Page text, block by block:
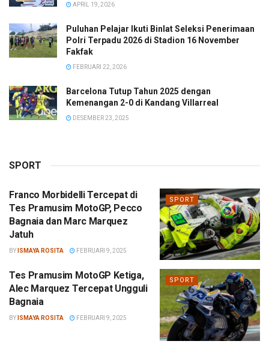
APRIL 19, 2026
Puluhan Pelajar Ikuti Binlat Seleksi Penerimaan
Polri Terpadu 2026 di Stadion 16 November
Fakfak
FEBRUARI 22, 2026
Barcelona Tutup Tahun 2025 dengan
Kemenangan 2-0 di Kandang Villarreal
DESEMBER 23, 2025
SPORT
SPORT
Franco Morbidelli Tercepat di
Tes Pramusim MotoGP, Pecco
Bagnaia dan Marc Marquez
Jatuh
BY ISMAYA ROSITA FEBRUARI 9, 2025
SPORT
Tes Pramusim MotoGP Ketiga,
Alec Marquez Tercepat Ungguli
Bagnaia
BY ISMAYA ROSITA FEBRUARI 9, 2025